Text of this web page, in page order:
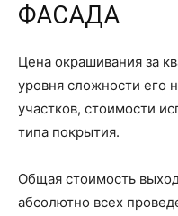
ФАСАДА
Цена окрашивания за
уровня сложности его
участков, стоимости
типа покрытия.
Общая стоимость
абсолютно всех